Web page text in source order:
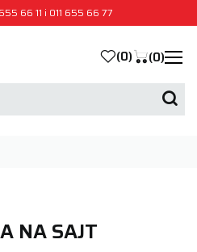
66 11 i 011 655 66 77
(0) (0)
NA SAJT